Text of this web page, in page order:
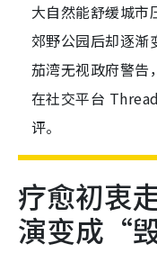
大自然能舒缓城市
郊野公园后却逐渐
茄湾无视政府警告
在社交平台
评。
疗愈初衷
演变成“